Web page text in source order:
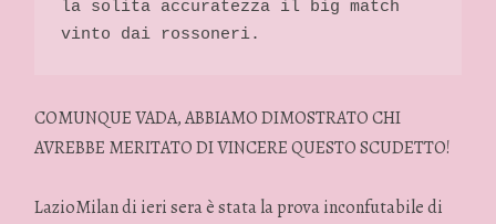
la solita accuratezza il big match
vinto dai rossoneri.
COMUNQUE VADA, ABBIAMO DIMOSTRATO CHI
AVREBBE MERITATO DI VINCERE QUESTO SCUDETTO!
LazioMilan di ieri sera è stata la prova inconfutabile di